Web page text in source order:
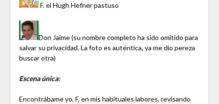
F. el Hugh Hefner pastuso
Don Jaime (su nombre completo ha sido omitido para
salvar su privacidad. La foto es auténtica, ya me dio pereza
buscar otra)
Escena única:
Encontrábame yo, F, en mis habituales labores, revisando